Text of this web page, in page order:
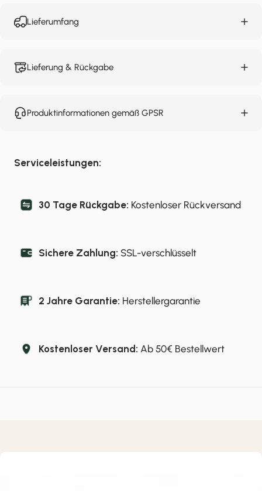
Lieferumfang
Lieferung & Rückgabe
Produktinformationen gemäß GPSR
Serviceleistungen:
30 Tage Rückgabe: Kostenloser Rückversand
Sichere Zahlung: SSL-verschlüsselt
2 Jahre Garantie: Herstellergarantie
Kostenloser Versand: Ab 50€ Bestellwert